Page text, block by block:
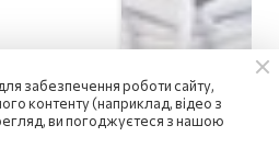
забезпечення роботи сайту,
контенту (наприклад, відео з
ви погоджуєтеся з нашою